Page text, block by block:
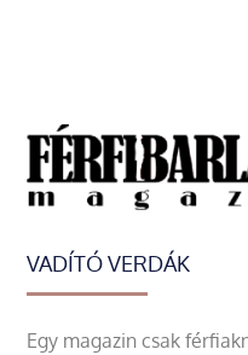
VADÍTÓ VERDÁK
Egy magazin csak